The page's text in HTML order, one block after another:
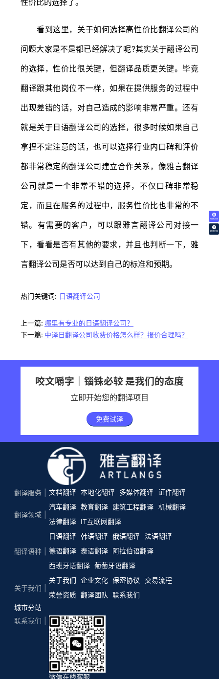
免费试译
翻译价格
看到这里，关于如何选择高性价比翻译公司的
问题大家是不是都已经解决了呢?其实关于翻译公司
的选择，性价比很关键，但翻译品质更关键。毕竟
翻译跟其他岗位不一样，如果在提供服务的过程中
出现差错的话，对自己造成的影响非常严重。还有
就是关于日语翻译公司的选择，很多时候如果自己
拿捏不定注意的话，也可以选择行业内口碑和评价
都非常稳定的翻译公司建立合作关系，像雅言翻译
公司就是一个非常不错的选择，不仅口碑非常稳
定，而且在服务的过程中，服务性价比也非常的不
错。有需要的客户，可以跟雅言翻译公司对接一
下，看看是否有其他的要求，并且也判断一下，雅
言翻译公司是否可以达到自己的标准和预期。
热门关键词: 日语翻译公司
上一篇: 哪里有专业的日语翻译公司？
下一篇: 中译日翻译公司收费价格怎么样？报价合理吗？
咬文嚼字｜锱铢必较 是我们的态度
立即开始您的翻译项目
免费试译
翻译服务 文档翻译 本地化翻译 多媒体翻译 证件翻译
翻译领域
汽车翻译 教育翻译 建筑工程翻译 机械翻译
法律翻译
IT互联网翻译
翻译语种
日语翻译 韩语翻译 俄语翻译
法语翻译
德语翻译 泰语翻译 阿拉伯语翻译
西班牙语翻译 葡萄牙语翻译
关于我们
关于我们 企业文化 保密协议
交易流程
荣誉资质 翻译团队
联系我们
城市分站
联系我们
微信在线客服